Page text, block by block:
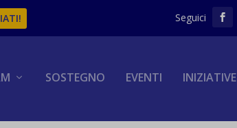
SOSTEGNO EVENTI INIZIATIVE